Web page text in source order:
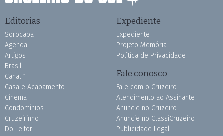
Editorias
Sorocaba
Agenda
Artigos
Brasil
Canal 1
Casa e Acabamento
Cinema
Condomínios
Cruzeirinho
Do Leitor
Expediente
Expediente
Projeto Memória
Política de Privacidade
Fale conosco
Fale com o Cruzeiro
Atendimento ao Assinante
Anuncie no Cruzeiro
Anuncie no ClassiCruzeiro
Publicidade Legal